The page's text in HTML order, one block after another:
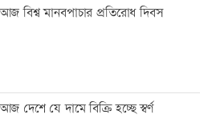
অনিয়ম, এলাকাবাসীর মানববন্ধন
বাংলাদেশি পাঁচ হাজার কৃষি শ্রমিক নেবে
ওমান
আজ বিশ্ব মানবপাচার প্রতিরোধ দিবস
আজ দেশে যে দামে বিক্রি হচ্ছে স্বর্ণ